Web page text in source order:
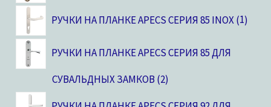
РУЧКИ НА ПЛАНКЕ APECS СЕРИЯ 85 INOX 1
РУЧКИ НА ПЛАНКЕ APECS СЕРИЯ 85 ДЛЯ
СУВАЛЬДНЫХ ЗАМКОВ 2